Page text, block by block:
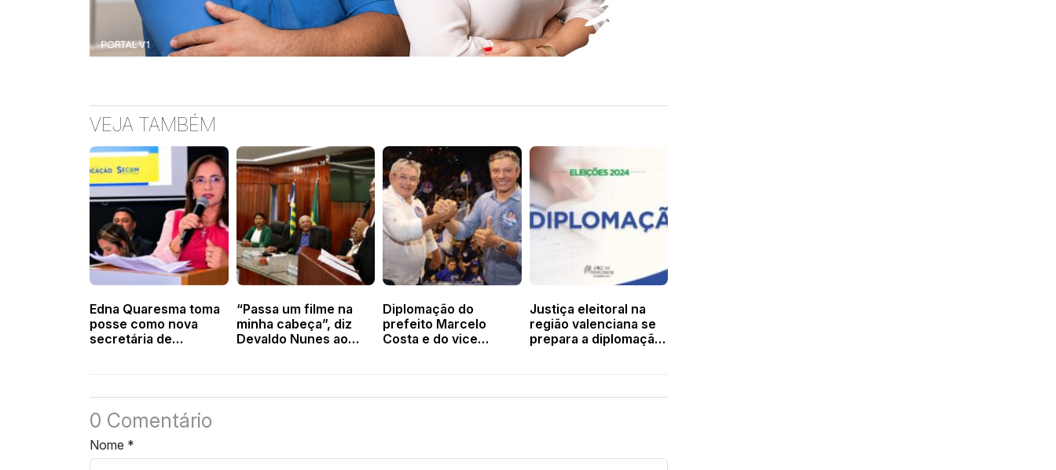
VEJA TAMBÉM
Edna Quaresma toma
posse como nova
secretária de
“Passa um filme na
minha cabeça”, diz
Devaldo Nunes ao
Diplomação do
prefeito Marcelo
Costa e do vice
Justiça eleitoral na
região valenciana se
prepara a diplomação
0 Comentário
Nome *